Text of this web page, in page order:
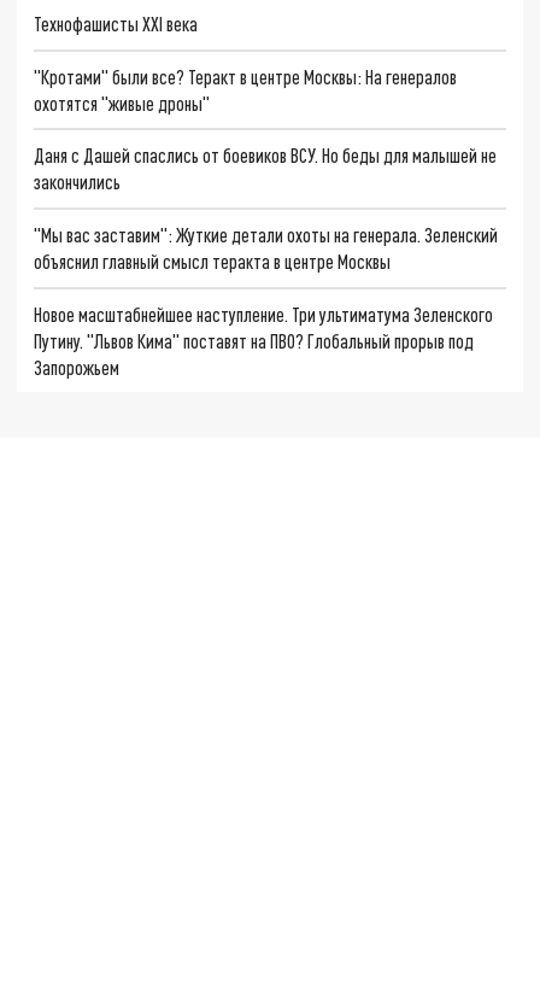
Технофашисты XXI века
"Кротами" были все? Теракт в центре Москвы: На генералов
охотятся "живые дроны"
Даня с Дашей спаслись от боевиков ВСУ. Но беды для малышей не
закончились
"Мы вас заставим": Жуткие детали охоты на генерала. Зеленский
объяснил главный смысл теракта в центре Москвы
Новое масштабнейшее наступление. Три ультиматума Зеленского
Путину. "Львов Кима" поставят на ПВО? Глобальный прорыв под
Запорожьем